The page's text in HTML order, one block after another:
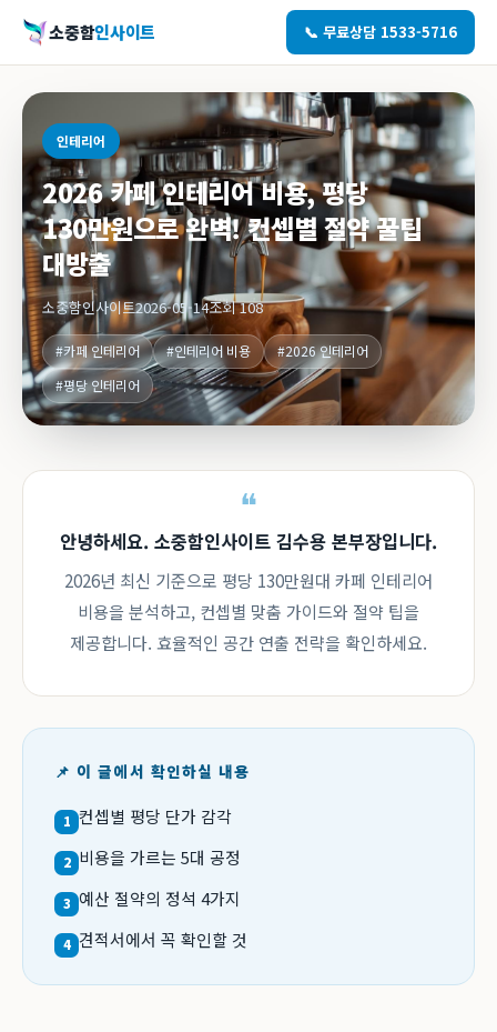
소중함인사이트 📞 무료상담 1533-5716
인테리어
2026 카페 인테리어 비용, 평당
130만원으로 완벽! 컨셉별 절약 꿀팁
대방출
소중함인사이트2026-05-14조회 108
#카페 인테리어 #인테리어 비용
#2026 인테리어
#평당 인테리어
안녕하세요. 소중함인사이트 김수용 본부장입니다.
2026년 최신 기준으로 평당 130만원대 카페 인테리어
비용을 분석하고, 컨셉별 맞춤 가이드와 절약 팁을
제공합니다. 효율적인 공간 연출 전략을 확인하세요.
📌 이 글에서 확인하실 내용
1 컨셉별 평당 단가 감각
2 비용을 가르는 5대 공정
3 예산 절약의 정석 4가지
4 견적서에서 꼭 확인할 것